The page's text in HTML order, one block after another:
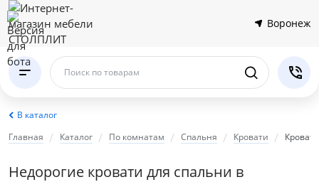
Воронеж
Поиск по товарам
В каталог
Главная
Каталог По комнатам Спальня Кровати
Недорогие кровати для спальни в